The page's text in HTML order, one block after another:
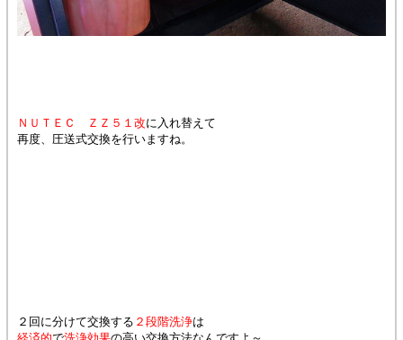
ＮＵＴＥＣ ＺＺ５１改に入れ替えて
再度、圧送式交換を行いますね。
２回に分けて交換する ２段階洗浄は